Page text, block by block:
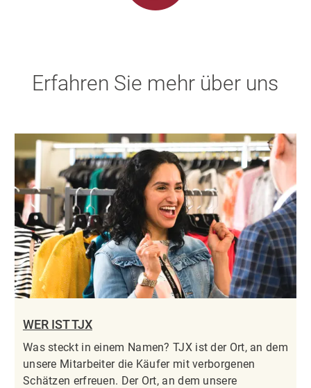
Erfahren Sie mehr über uns
WER IST TJX
Was steckt in einem Namen? TJX ist der Ort, an dem
unsere Mitarbeiter die Käufer mit verborgenen
Schätzen erfreuen. Der Ort, an dem unsere